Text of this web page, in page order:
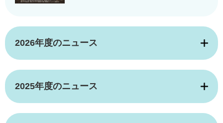
2026年度のニュース
2025年度のニュース